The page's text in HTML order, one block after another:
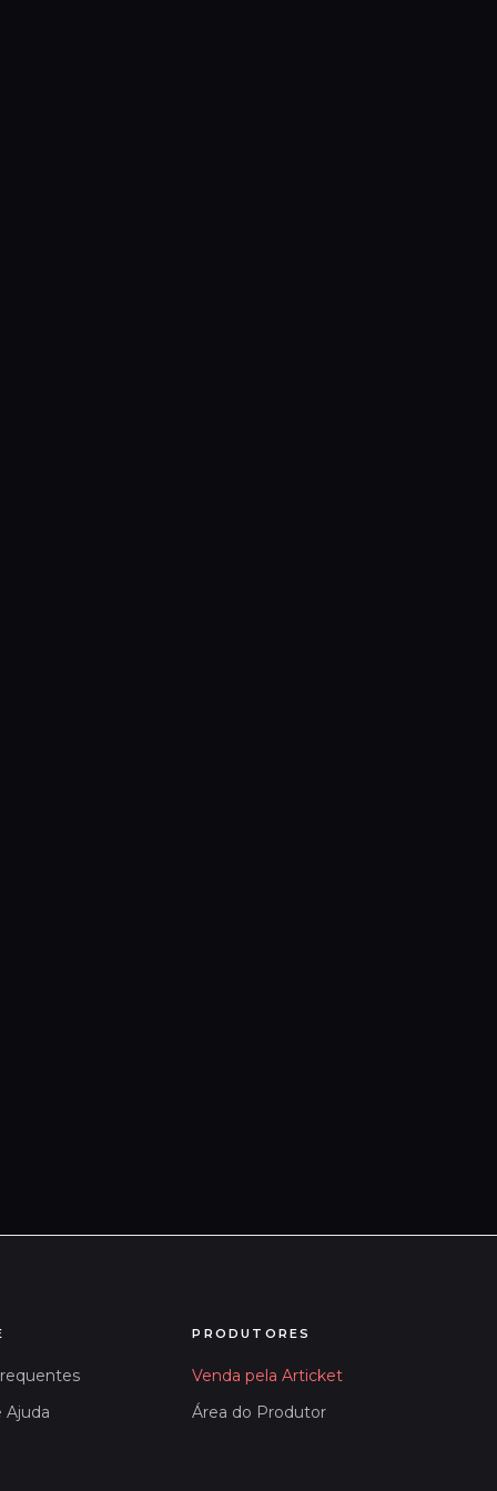
Ajuda
PRODUTORES
Venda pela Articket
Área do Produtor